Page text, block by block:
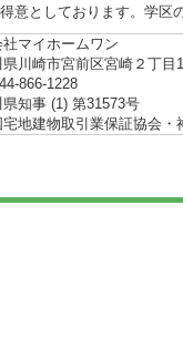
意としております。学区
マイホームワン
川崎市宮前区宮崎２丁目
866-1228
知事 (1) 第31573号
宅地建物取引業保証協会